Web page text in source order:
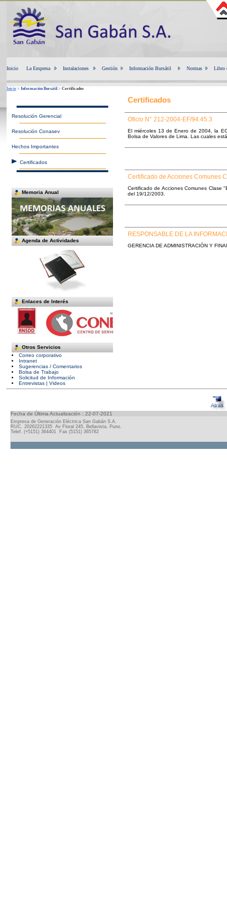
Inicio La Empresa Instalaciones Gestión Información Bursátil Normas Libro
Inicio> Información Bursátil> Certificados
Resolución Gerencial
Resolución Conasev
Hechos Importantes
Certificados
Memoria Anual
Agenda de Actividades
Enlaces de Interés
Otros Servicios
Correo corporativo
Intranet
Sugerencias / Comentarios
Bolsa de Trabajo
Solicitud de Información
Entrevistas | Videos
Certificados
Oficio N° 212-2004-EF/94.45.3
El miércoles 13 de Enero de 2004, la
Bolsa de Valores de Lima. Las cuales
Certificado de Acciones Comunes
Certificado de Acciones Comunes Clase
del 19/12/2003.
RESPONSABLE DE LA
GERENCIA DE ADMINISTRACIÓN Y
Fecha de Última Actualización : 22-07-2021
Empresa de Generación Eléctrica San Gabán S.A.
RUC. 20262221335 Av Floral 245, Bellavista, Puno.
Telef. (+5151) 364401 Fax (5151) 365782